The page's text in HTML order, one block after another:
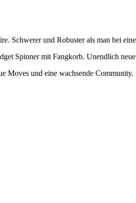
Schwerer und Robuster als man bei
Spinner mit Fangkorb. Unendlich
Moves und eine wachsende Community.